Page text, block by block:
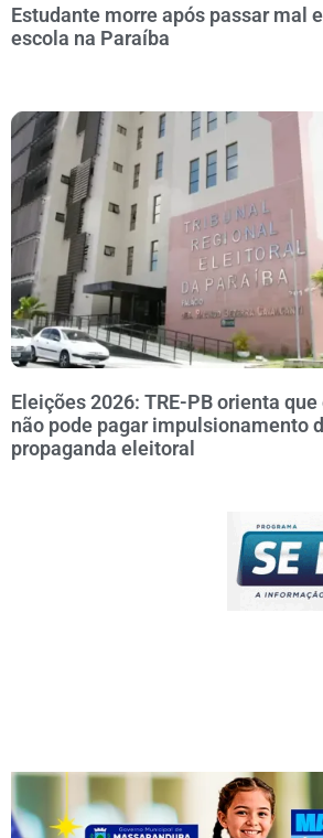
Estudante morre após passar mal
escola na Paraíba
Eleições 2026: TRE-PB orienta
não pode pagar impulsionamento
propaganda eleitoral